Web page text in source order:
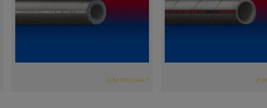
ZUM PRODUKT